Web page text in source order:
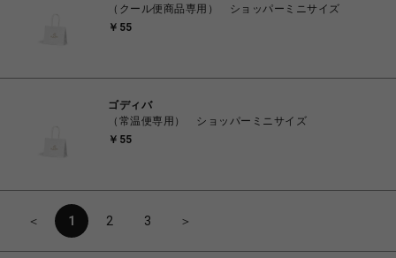
（クール便商品専用） ショッパーミニサイズ
￥55
ゴディバ
（常温便専用） ショッパーミニサイズ
￥55
＜ 1 2 3 ＞